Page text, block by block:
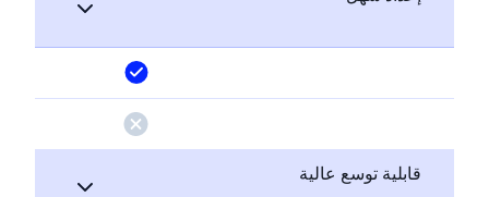
قابلية توسع عالية